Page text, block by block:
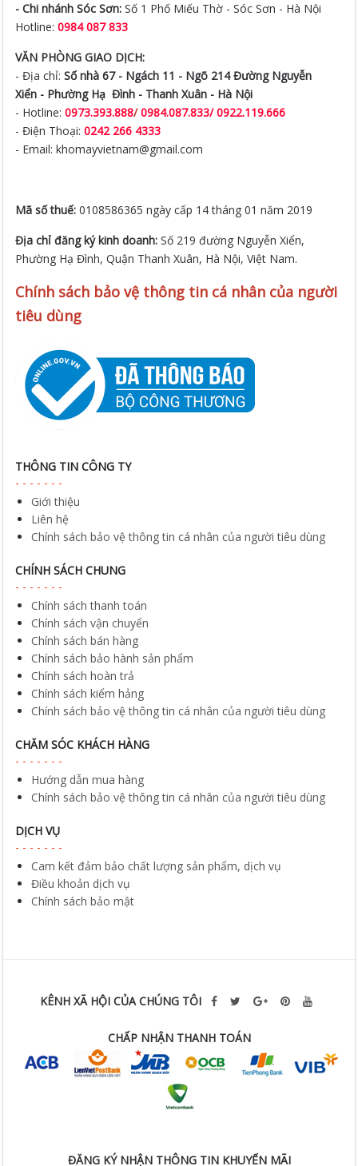
- Chi nhánh Sóc Sơn: Số 1 Phố Miếu Thờ - Sóc Sơn - Hà Nội
Hotline:0984 087 833
VĂN PHÒNG GIAO DỊCH:
- Địa chỉ:Số nhà 67 - Ngách 11 - Ngõ 214 Đường Nguyễn
Xiển - Phường Hạ Đình - Thanh Xuân - Hà Nội
- Hotline:0973.393.888/ 0984.087.833/ 0922.119.666
- Điện Thoại:0242 266 4333
- Email: khomayvietnam@gmail.com
Mã số thuế:0108586365 ngày cấp 14 tháng 01 năm 2019
Địa chỉ đăng ký kinh doanh:Số 219 đường Nguyễn Xiển,
Phường Hạ Đình, Quận Thanh Xuân, Hà Nội, Việt Nam.
Chính sách bảo vệ thông tin cá nhân của người
tiêu dùng
THÔNG TIN CÔNG TY
Giới thiệu
Liên hệ
Chính sách bảo vệ thông tin cá nhân của người tiêu dùng
CHÍNH SÁCH CHUNG
Chính sách thanh toán
Chính sách vận chuyển
Chính sách bán hàng
Chính sách bảo hành sản phẩm
Chính sách hoàn trả
Chính sách kiểm hảng
Chính sách bảo vệ thông tin cá nhân của người tiêu dùng
CHĂM SÓC KHÁCH HÀNG
Hướng dẫn mua hàng
Chính sách bảo vệ thông tin cá nhân của người tiêu dùng
DỊCH VỤ
Cam kết đảm bảo chất lượng sản phẩm, dịch vụ
Điều khoản dịch vụ
Chính sách bảo mật
KÊNH XÃ HỘI CỦA CHÚNG TÔI
CHẤP NHẬN THANH TOÁN
ĐĂNG KÝ NHẬN THÔNG TIN KHUYẾN MÃI